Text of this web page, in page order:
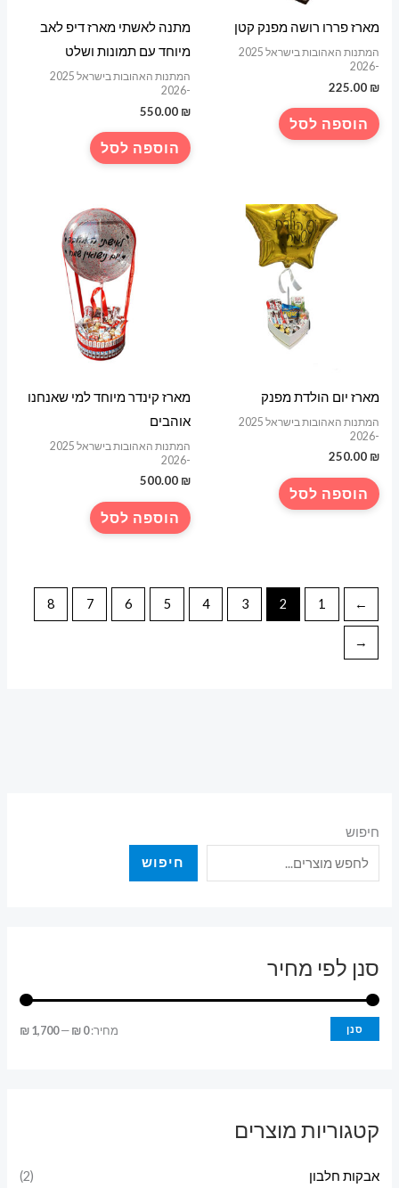
חיפוש
חיפוש
סנן לפי מחיר
ממ
סנן מחיר:0 ₪
—
1,700 ₪
קטגוריות מוצרים
אבקות חלבון (2)
מארז פררו רושה מפנק קטן
המתנות האהובות בישראל 2025
-2026
225.00 ₪
הוספה לסל
מתנה לאשתי מארז דיפ לאב
מיוחד עם תמונות ושלט
המתנות האהובות בישראל 2025
-2026
550.00 ₪
הוספה לסל
מארז יום הולדת מפנק
המתנות האהובות בישראל 2025
-2026
250.00 ₪
הוספה לסל
מארז קינדר מיוחד למי שאנחנו
אוהבים
המתנות האהובות בישראל 2025
-2026
500.00 ₪
הוספה לסל
→
1
2
3
4
5
6
7
8
←